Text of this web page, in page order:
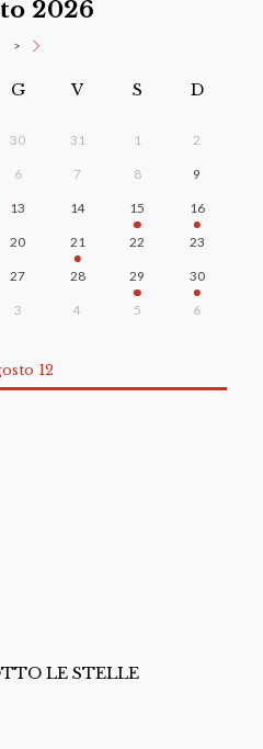
2026
>
G V S D
30 31 1 2
6 7 8 9
13 14 15 16
20 21 22 23
27 28 29 30
3 4 5 6
12
LE STELLE